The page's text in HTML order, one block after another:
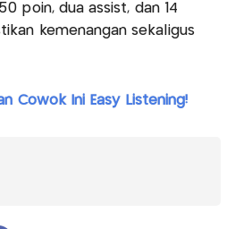
poin, dua assist, dan 14
kemenangan sekaligus
Cowok Ini Easy Listening!